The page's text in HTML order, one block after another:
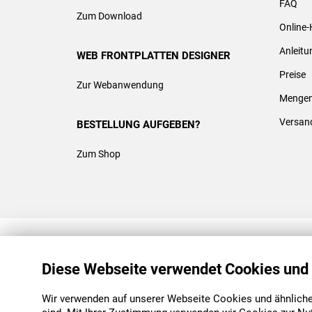
Zum Download
WEB FRONTPLATTEN DESIGNER
Zur Webanwendung
BESTELLUNG AUFGEBEN?
Zum Shop
FAQ
Online-
Preise
Diese Webseite verwendet Cookies
Wir verwenden auf unserer Webseite Cookies und